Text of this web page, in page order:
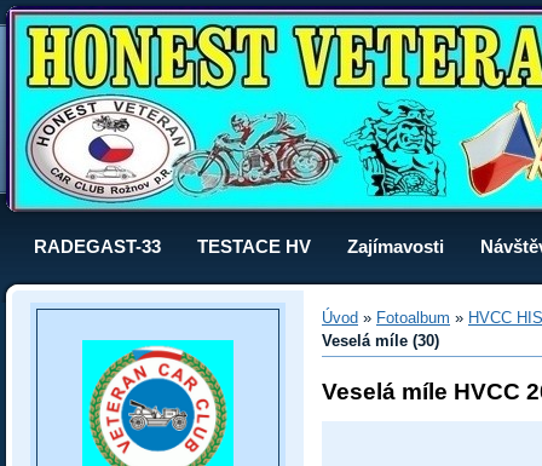
RADEGAST-33 TESTACE HV Zajímavosti
Úvod » Fotoalbum » HVCC
Veselá míle (30)
Veselá míle HVCC